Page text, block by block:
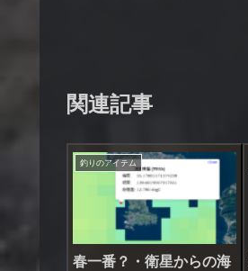
関連記事
釣りのアイテム
春一番？・衛星からの海